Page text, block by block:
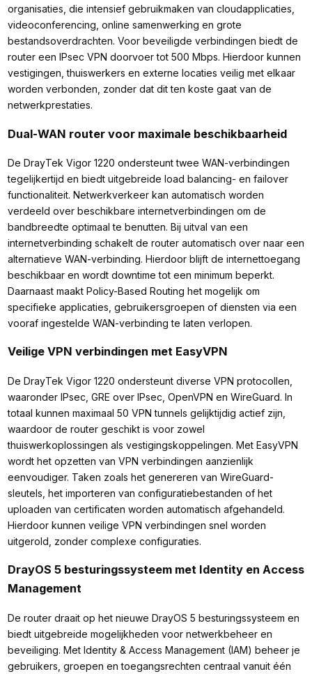
organisaties, die intensief gebruikmaken van cloudapplicaties,
videoconferencing, online samenwerking en grote
bestandsoverdrachten. Voor beveiligde verbindingen biedt de
router een IPsec VPN doorvoer tot 500 Mbps. Hierdoor kunnen
vestigingen, thuiswerkers en externe locaties veilig met elkaar
worden verbonden, zonder dat dit ten koste gaat van de
netwerkprestaties.
Dual-WAN router voor maximale beschikbaarheid
De DrayTek Vigor 1220 ondersteunt twee WAN-verbindingen
tegelijkertijd en biedt uitgebreide load balancing- en failover
functionaliteit. Netwerkverkeer kan automatisch worden
verdeeld over beschikbare internetverbindingen om de
bandbreedte optimaal te benutten. Bij uitval van een
internetverbinding schakelt de router automatisch over naar een
alternatieve WAN-verbinding. Hierdoor blijft de internettoegang
beschikbaar en wordt downtime tot een minimum beperkt.
Daarnaast maakt Policy-Based Routing het mogelijk om
specifieke applicaties, gebruikersgroepen of diensten via een
vooraf ingestelde WAN-verbinding te laten verlopen.
Veilige VPN verbindingen met EasyVPN
De DrayTek Vigor 1220 ondersteunt diverse VPN protocollen,
waaronder IPsec, GRE over IPsec, OpenVPN en WireGuard. In
totaal kunnen maximaal 50 VPN tunnels gelijktijdig actief zijn,
waardoor de router geschikt is voor zowel
thuiswerkoplossingen als vestigingskoppelingen. Met EasyVPN
wordt het opzetten van VPN verbindingen aanzienlijk
eenvoudiger. Taken zoals het genereren van WireGuard-
sleutels, het importeren van configuratiebestanden of het
uploaden van certificaten worden automatisch afgehandeld.
Hierdoor kunnen veilige VPN verbindingen snel worden
uitgerold, zonder complexe configuraties.
DrayOS 5 besturingssysteem met Identity en Access
Management
De router draait op het nieuwe DrayOS 5 besturingssysteem en
biedt uitgebreide mogelijkheden voor netwerkbeheer en
beveiliging. Met Identity & Access Management (IAM) beheer je
gebruikers, groepen en toegangsrechten centraal vanuit één